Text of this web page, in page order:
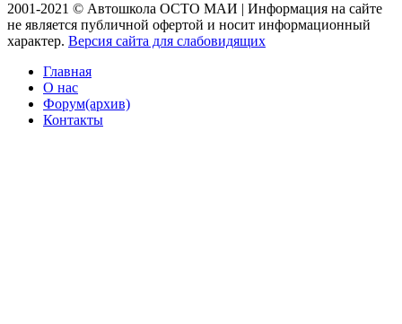
2001-2021 © Автошкола ОСТО МАИ | Информация на сайте
не является публичной офертой и носит информационный
характер. Версия сайта для слабовидящих
Главная
О нас
Форум(архив)
Контакты